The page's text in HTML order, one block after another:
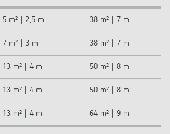
5 m² | 2,5 m 38 m² | 7 m
7 m² | 3 m 38 m² | 7 m
13 m² | 4 m 50 m² | 8 m
13 m² | 4 m 50 m² | 8 m
13 m² | 4 m 64 m² | 9 m